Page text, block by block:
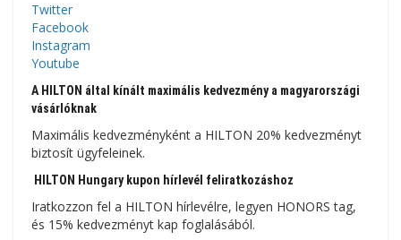
Twitter
Facebook
Instagram
Youtube
A HILTON által kínált maximális kedvezmény a magyarországi
vásárlóknak
Maximális kedvezményként a HILTON 20% kedvezményt
biztosít ügyfeleinek.
HILTON Hungary kupon hírlevél feliratkozáshoz
Iratkozzon fel a HILTON hírlevélre, legyen HONORS tag,
és 15% kedvezményt kap foglalásából.